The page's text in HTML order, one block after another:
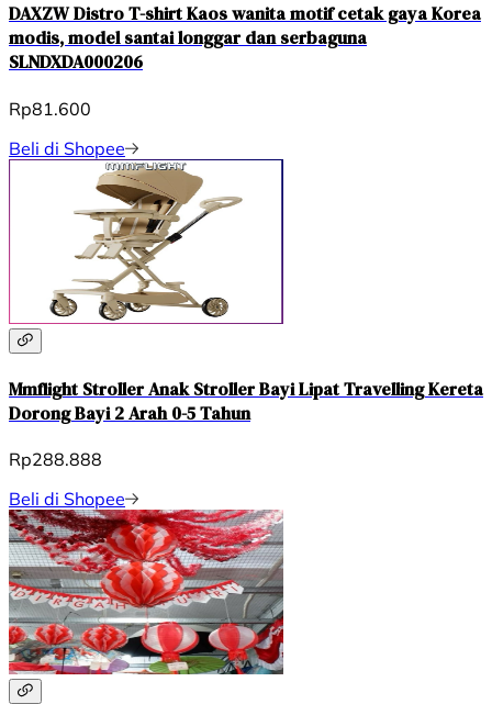
DAXZW Distro T-shirt Kaos wanita motif cetak gaya Korea
modis, model santai longgar dan serbaguna
SLNDXDA000206
Rp81.600
Beli di Shopee
Mmflight Stroller Anak Stroller Bayi Lipat Travelling Kereta
Dorong Bayi 2 Arah 0-5 Tahun
Rp288.888
Beli di Shopee